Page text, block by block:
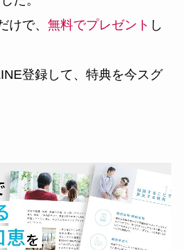
けで、 無料でプレゼント し
登録して、特典を今スグ